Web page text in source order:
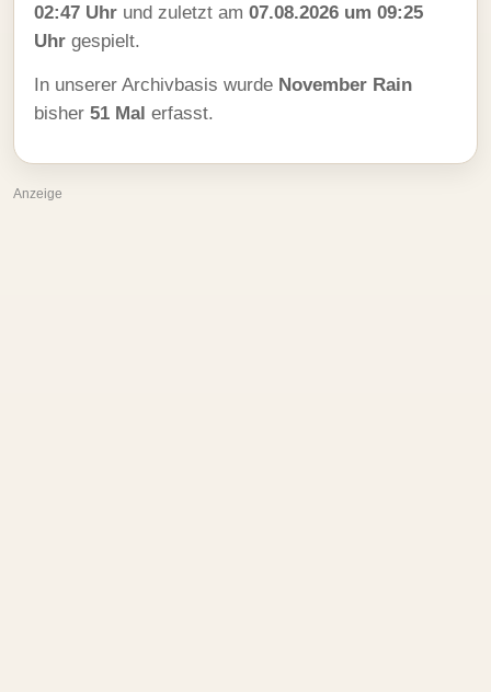
02:47 Uhr und zuletzt am 07.08.2026 um 09:25
Uhr gespielt.
In unserer Archivbasis wurde November Rain
bisher 51 Mal erfasst.
Anzeige